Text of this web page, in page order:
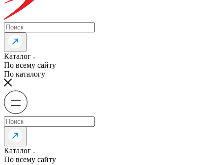
Каталог
По всему сайту
По каталогу
Каталог
По всему сайту